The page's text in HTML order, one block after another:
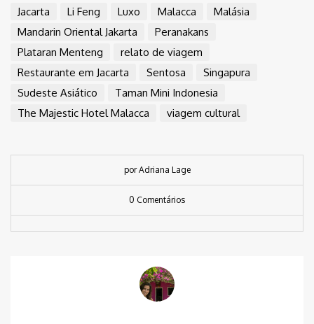
Jacarta
Li Feng Luxo Malacca
Malásia
Mandarin Oriental Jakarta
Peranakans
Plataran Menteng
relato de viagem
Restaurante em Jacarta
Sentosa
Singapura
Sudeste Asiático
Taman Mini Indonesia
The Majestic Hotel Malacca
viagem cultural
por Adriana Lage
0 Comentários